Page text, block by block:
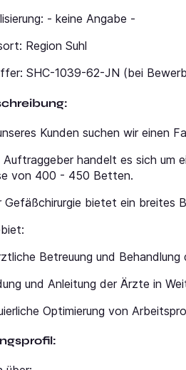
- keine Angabe -
Region Suhl
SHC-1039-62-JN (bei
Kunden suchen wir einen
Auftraggeber handelt es sich um
von 400 - 450 Betten.
Gefäßchirurgie bietet ein breites
Betreuung und
und Anleitung der Ärzte in
Optimierung von